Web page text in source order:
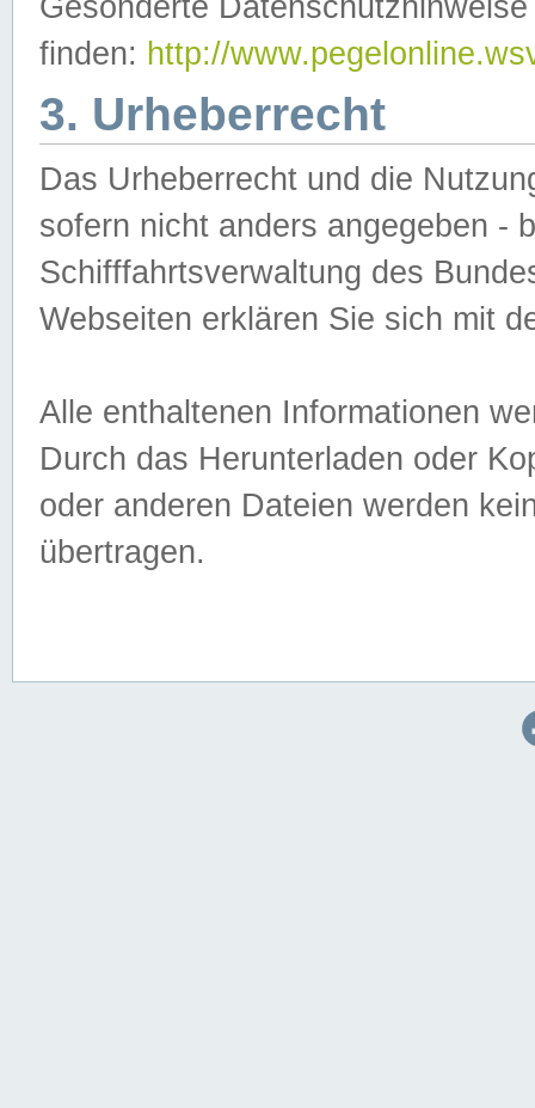
finden: http://
3. Urheberrecht
Das Urheberrecht und die
sofern nicht anders angegeben -
Schifffahrtsverwaltung des
Webseiten erklären Sie sich mit
Alle enthaltenen Informationen
Durch das Herunterladen oder
oder anderen Dateien werden
übertragen.